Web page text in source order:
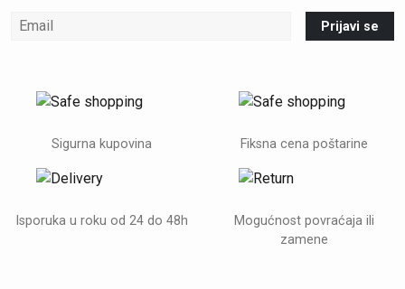
Prijavi se
Sigurna kupovina Fiksna cena poštarine
Isporuka u roku od 24 do 48h
Mogućnost povraćaja ili
zamene